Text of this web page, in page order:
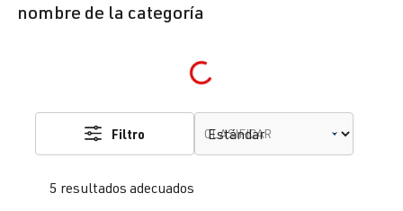
nombre de la categoría
Loading...
5 resultados adecuados
Filtro CLASIFICAR